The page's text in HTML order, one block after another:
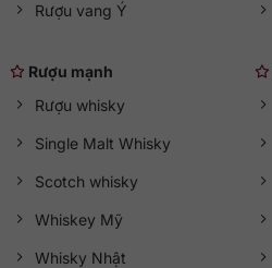
Rượu vang Ý
Rượu mạnh
Rượu whisky
Single Malt Whisky
Scotch whisky
Whiskey Mỹ
Whisky Nhật